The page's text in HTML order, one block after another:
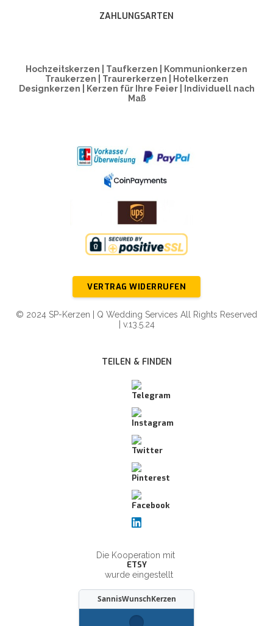
ZAHLUNGSARTEN
Hochzeitskerzen | Taufkerzen | Kommunionkerzen
Traukerzen | Traurerkerzen | Hotelkerzen
Designkerzen | Kerzen für Ihre Feier | Individuell nach
Maß
VERTRAG WIDERRUFEN
© 2024 SP-Kerzen | Q Wedding Services All Rights Reserved
| v.13.5.24
TEILEN & FINDEN
Die Kooperation mit
ETSY
wurde eingestellt
SannisWunschKerzen